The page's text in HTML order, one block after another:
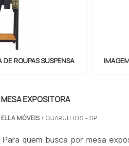
ROUPAS SUSPENSA
MESA EXPOSITORA
ELLA MÓVEIS/ GUARULHOS - SP
Para quem busca por mesa